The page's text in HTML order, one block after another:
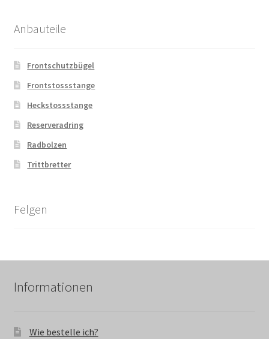
Anbauteile
Frontschutzbügel
Frontstossstange
Heckstossstange
Reserveradring
Radbolzen
Trittbretter
Felgen
Informationen
Wie bestelle ich?